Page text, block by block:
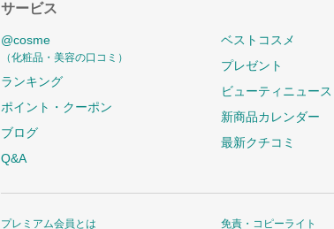
サービス
@cosme
（化粧品・美容の口コミ）
ランキング
ポイント・クーポン
ブログ
Q&A
ベストコスメ
プレゼント
ビューティニュース
新商品カレンダー
最新クチコミ
プレミアム会員とは 免責・コピーライト